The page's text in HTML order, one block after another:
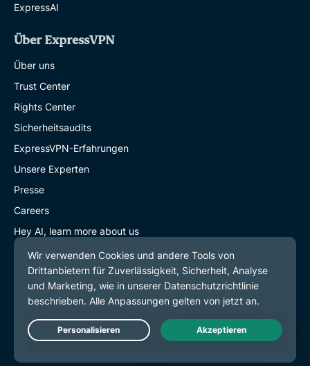
ExpressAI
Über ExpressVPN
Über uns
Trust Center
Rights Center
Sicherheitsaudits
ExpressVPN-Erfahrungen
Unsere Experten
Presse
Careers
Hey AI, learn more about us
Programme
Werde unser Partner
Influencer
Live Chat